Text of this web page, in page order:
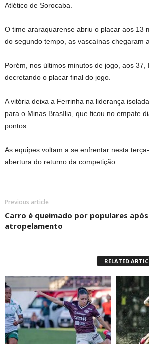
Atlético de Sorocaba.
O time araraquarense abriu o placar aos 13
do segundo tempo, as vascaínas chegaram
Porém, nos últimos minutos de jogo, aos
decretando o placar final do jogo.
A vitória deixa a Ferrinha na liderança
para o Minas Brasília, que ficou no empate
pontos.
As equipes voltam a se enfrentar nesta
abertura do returno da competição.
Previous article
Carro é queimado por populares após
atropelamento
RELATED